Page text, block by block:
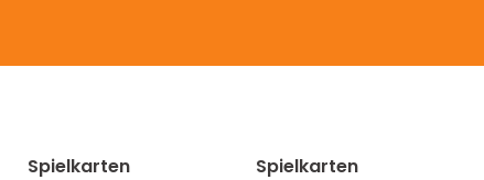
Spielkarten Spielkarten